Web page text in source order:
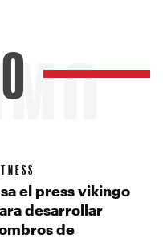
el press vikingo
desarrollar
de